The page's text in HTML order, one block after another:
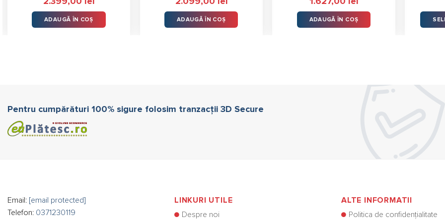
stele
din 5
ADAUGĂ ÎN COȘ
stele
din 5
ADAUGĂ ÎN COȘ ADAUGĂ ÎN COȘ
din 5
Pentru cumpărături 100% sigure folosim tranzacții 3D Secure
Email: [email protected]
Telefon: 0371230119
LINKURI UTILE
Despre noi
ALTE INFORMATII
Politica de confidențialitate